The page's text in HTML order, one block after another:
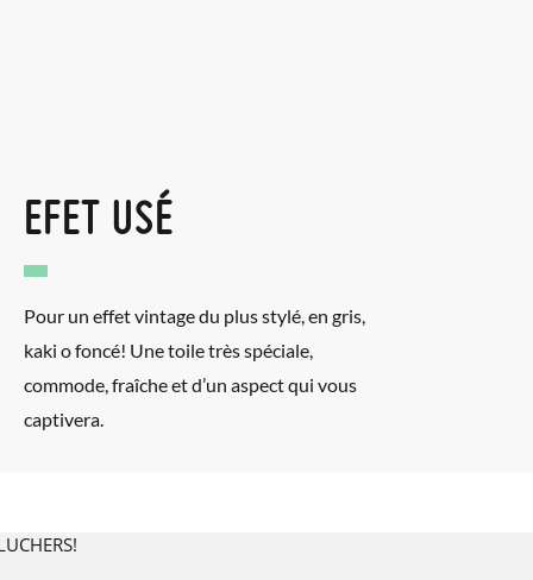
EFET USÉ
Pour un effet vintage du plus stylé, en gris,
kaki o foncé! Une toile très spéciale,
commode, fraîche et d’un aspect qui vous
captivera.